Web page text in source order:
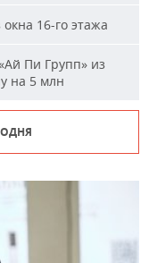
16-го этажа
Пи Групп» из
на 5 млн